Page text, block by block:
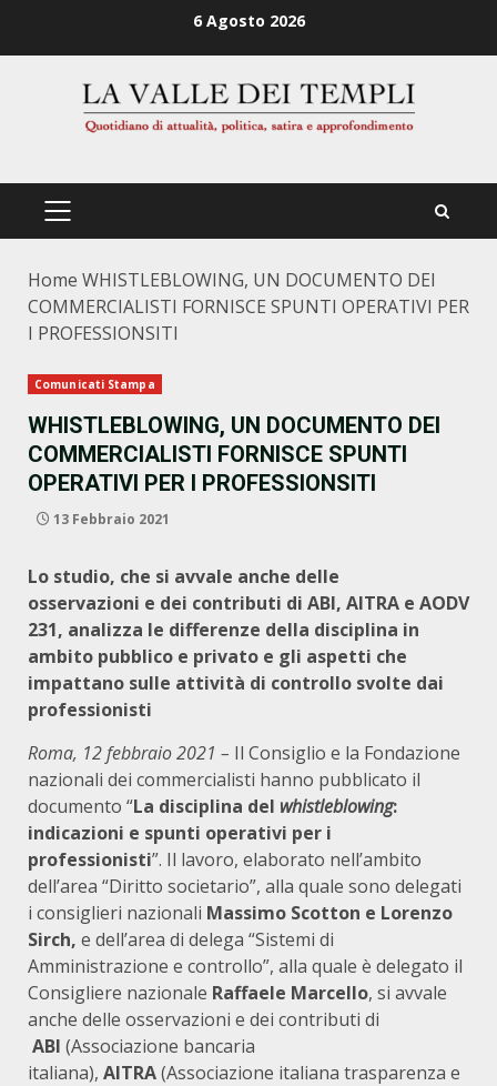
6 Agosto 2026
PRIMÄRES
Home WHISTLEBLOWING, UN DOCUMENTO DEI
COMMERCIALISTI FORNISCE SPUNTI OPERATIVI PER
I PROFESSIONSITI
Comunicati Stampa
WHISTLEBLOWING, UN DOCUMENTO DEI
COMMERCIALISTI FORNISCE SPUNTI
OPERATIVI PER I PROFESSIONSITI
13 Febbraio 2021
Lo studio, che si avvale anche delle
osservazioni e dei contributi di ABI, AITRA e AODV
231, analizza le differenze della disciplina in
ambito pubblico e privato e gli aspetti che
impattano sulle attività di controllo svolte dai
professionisti
Roma, 12 febbraio 2021 – Il Consiglio e la Fondazione
nazionali dei commercialisti hanno pubblicato il
documento “La disciplina del whistleblowing:
indicazioni e spunti operativi per i
professionisti”. Il lavoro, elaborato nell’ambito
dell’area “Diritto societario”, alla quale sono delegati
i consiglieri nazionali Massimo Scotton e Lorenzo
Sirch, e dell’area di delega “Sistemi di
Amministrazione e controllo”, alla quale è delegato il
Consigliere nazionale Raffaele Marcello, si avvale
anche delle osservazioni e dei contributi di
ABI (Associazione bancaria
italiana), AITRA(Associazione italiana trasparenza e